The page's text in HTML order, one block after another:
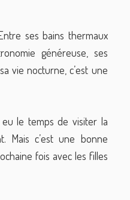
ses bains thermaux
généreuse, ses
vie nocturne, c’est une
le temps de visiter la
Mais c’est une bonne
fois avec les filles